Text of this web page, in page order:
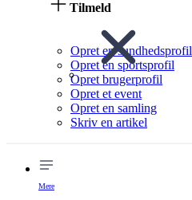
Tilmeld
Opret en sundhedsprofil
Opret en sportsprofil
Opret brugerprofil
Opret et event
Opret en samling
Skriv en artikel
Mere